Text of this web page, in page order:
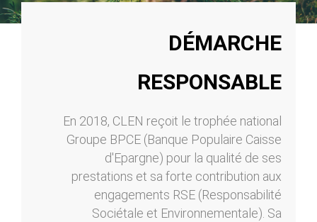
DÉMARCHE
RESPONSABLE
En 2018, CLEN reçoit le trophée national
Groupe BPCE (Banque Populaire Caisse
d'Epargne) pour la qualité de ses
prestations et sa forte contribution aux
engagements RSE (Responsabilité
Sociétale et Environnementale). Sa